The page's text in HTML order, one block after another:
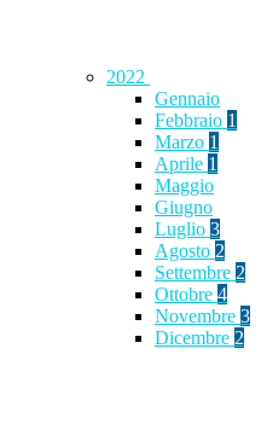
2022
Gennaio
Febbraio 1
Marzo 1
Aprile 1
Maggio
Giugno
Luglio 3
Agosto 2
Settembre 2
Ottobre 4
Novembre 3
Dicembre 2